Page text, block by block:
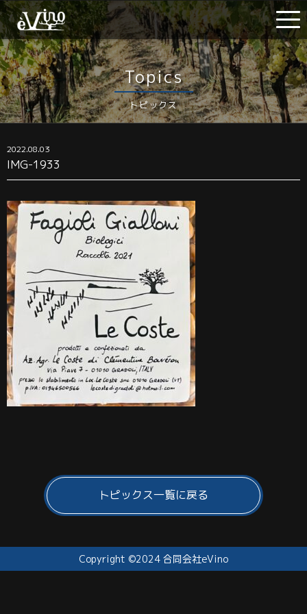
Topics
トピックス
2022.08.03
IMG-1933
トピックス一覧に戻る
Copyright ©2024 合同会社eVino